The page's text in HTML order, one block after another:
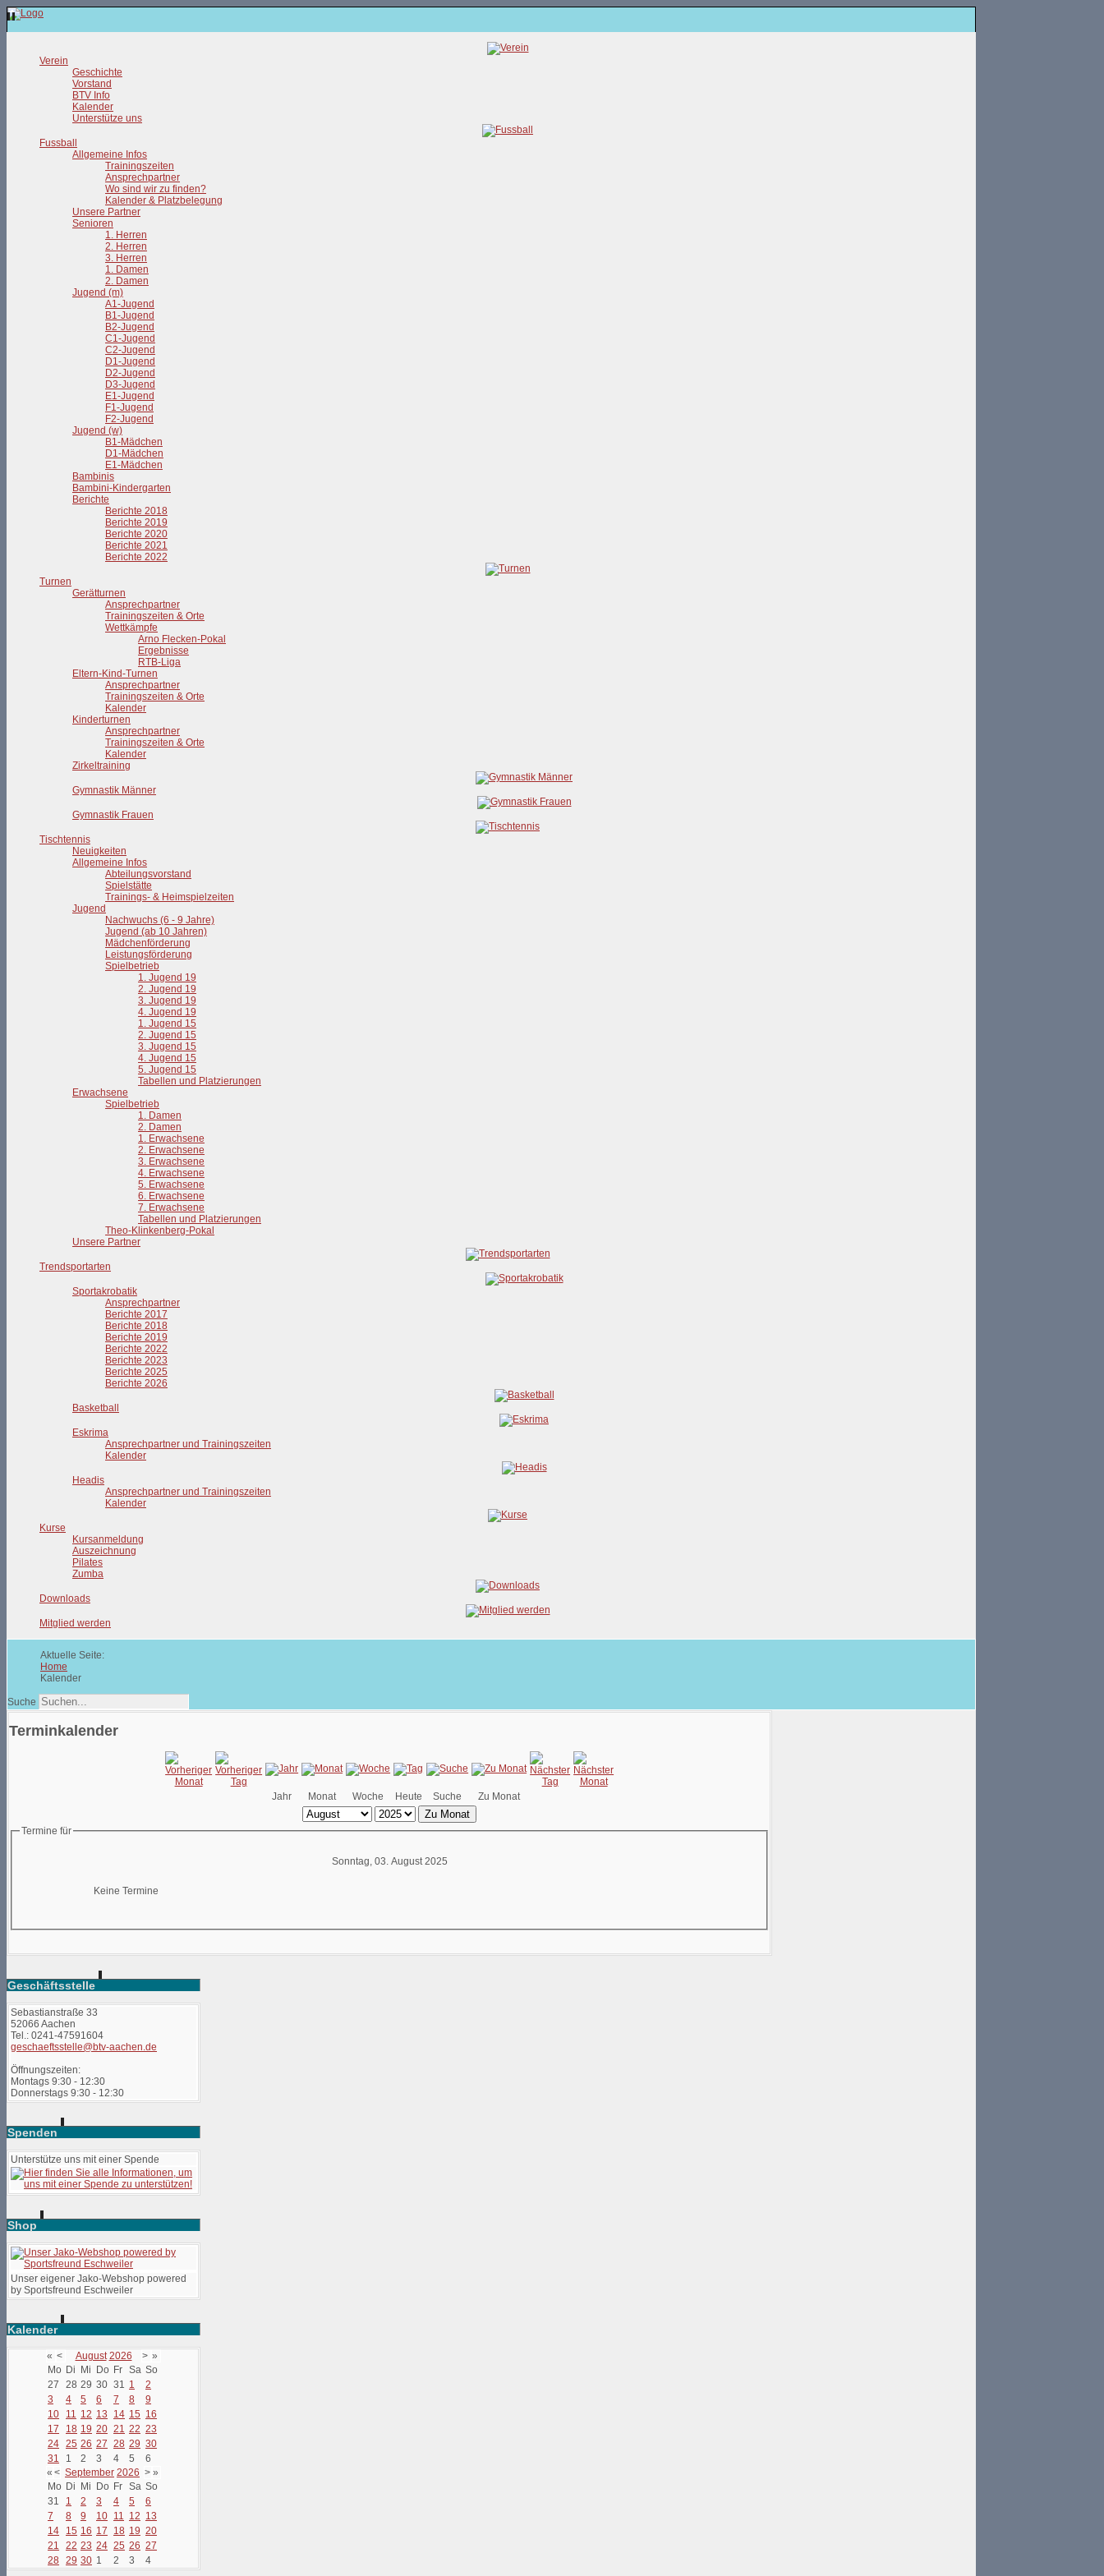
Verein
Geschichte
Vorstand
BTV Info
Kalender
Unterstütze uns
Fussball
Allgemeine Infos
Trainingszeiten
Ansprechpartner
Wo sind wir zu finden?
Kalender & Platzbelegung
Unsere Partner
Senioren
1. Herren
2. Herren
3. Herren
1. Damen
2. Damen
Jugend (m)
A1-Jugend
B1-Jugend
B2-Jugend
C1-Jugend
C2-Jugend
D1-Jugend
D2-Jugend
D3-Jugend
E1-Jugend
F1-Jugend
F2-Jugend
Jugend (w)
B1-Mädchen
D1-Mädchen
E1-Mädchen
Bambinis
Bambini-Kindergarten
Berichte
Berichte 2018
Berichte 2019
Berichte 2020
Berichte 2021
Berichte 2022
Turnen
Gerätturnen
Ansprechpartner
Trainingszeiten & Orte
Wettkämpfe
Arno Flecken-Pokal
Ergebnisse
RTB-Liga
Eltern-Kind-Turnen
Ansprechpartner
Trainingszeiten & Orte
Kalender
Kinderturnen
Ansprechpartner
Trainingszeiten & Orte
Kalender
Zirkeltraining
Gymnastik Männer
Gymnastik Frauen
Tischtennis
Neuigkeiten
Allgemeine Infos
Abteilungsvorstand
Spielstätte
Trainings- & Heimspielzeiten
Jugend
Nachwuchs (6 - 9 Jahre)
Jugend (ab 10 Jahren)
Mädchenförderung
Leistungsförderung
Spielbetrieb
1. Jugend 19
2. Jugend 19
3. Jugend 19
4. Jugend 19
1. Jugend 15
2. Jugend 15
3. Jugend 15
4. Jugend 15
5. Jugend 15
Tabellen und Platzierungen
Erwachsene
Spielbetrieb
1. Damen
2. Damen
1. Erwachsene
2. Erwachsene
3. Erwachsene
4. Erwachsene
5. Erwachsene
6. Erwachsene
7. Erwachsene
Tabellen und Platzierungen
Theo-Klinkenberg-Pokal
Unsere Partner
Trendsportarten
Sportakrobatik
Ansprechpartner
Berichte 2017
Berichte 2018
Berichte 2019
Berichte 2022
Berichte 2023
Berichte 2025
Berichte 2026
Basketball
Eskrima
Ansprechpartner und Trainingszeiten
Kalender
Headis
Ansprechpartner und Trainingszeiten
Kalender
Kurse
Kursanmeldung
Auszeichnung
Pilates
Zumba
Downloads
Mitglied werden
Aktuelle Seite:
Home
Kalender
Suche
Terminkalender
Jahr Monat Woche Heute Suche Zu Monat
Zu Monat
Termine für
Sonntag, 03. August 2025
Keine Termine
Geschäftsstelle
Sebastianstraße 33
52066 Aachen
Tel.: 0241-47591604
geschaeftsstelle@btv-aachen.de
Öffnungszeiten:
Montags 9:30 - 12:30
Donnerstags 9:30 - 12:30
Spenden
Unterstütze uns mit einer Spende
Shop
Unser eigener Jako-Webshop powered
by Sportsfreund Eschweiler
Kalender
« < August 2026 > »
Mo Di Mi Do Fr Sa So
27
28 29 30 31 1
2
3
4 5 6 7 8
9
10
11 12 13 14 15 16
17
18 19 20 21 22 23
24 25 26 27 28 29 30
31
1 2 3 4 5
6
« < September 2026 > »
Mo Di Mi Do Fr Sa So
31
1 2 3 4 5
6
7
8 9 10 11 12 13
14
15 16 17 18 19 20
21
22 23 24 25 26 27
28 29 30 1 2 3 4